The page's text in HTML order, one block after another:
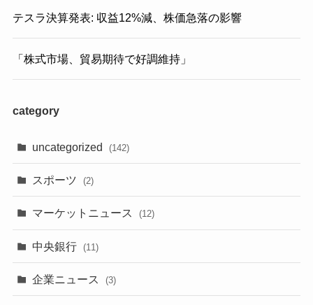
テスラ決算発表: 収益12%減、株価急落の影響
「株式市場、貿易期待で好調維持」
category
uncategorized (142)
スポーツ (2)
マーケットニュース (12)
中央銀行 (11)
企業ニュース (3)